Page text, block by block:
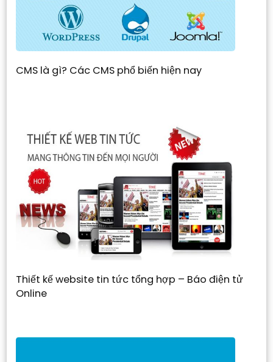
CMS là gì? Các CMS phổ biến hiện nay
Thiết kế website tin tức tổng hợp – Báo điện tử
Online